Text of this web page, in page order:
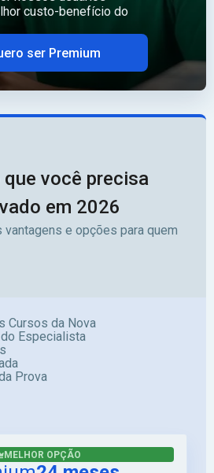
custo-benefício do
ser Premium
você precisa
em 2026
vantagens e opções para quem
Cursos da Nova
Especialista
Prova
MELHOR OPÇÃO